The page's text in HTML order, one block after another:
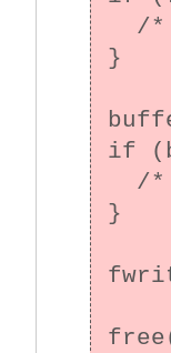
}
if
}